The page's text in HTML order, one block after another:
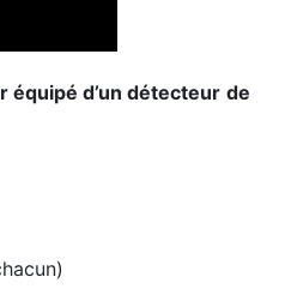
équipé d’un détecteur de